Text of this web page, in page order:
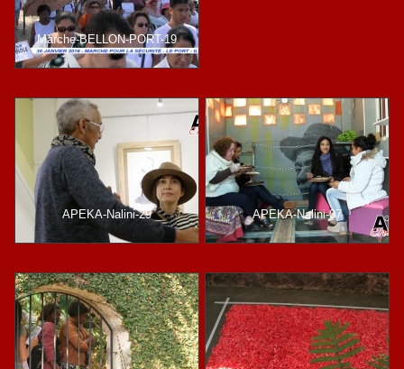
Marche-BELLON-PORT-19
APEKA-Nalini-29 APEKA-Nalini-07